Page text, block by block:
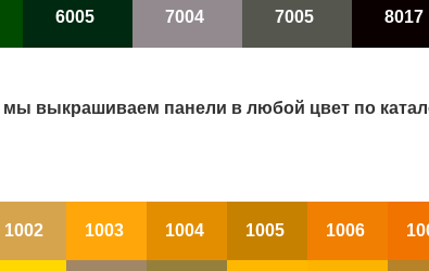
6005 7004 7005 8017
мы выкрашиваем панели в любой цвет по
1002 1003 1004 1005 1006